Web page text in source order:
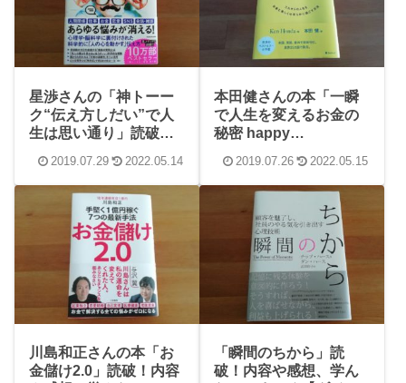
星渉さんの「神トーー
ク“伝え方しだい”で人
生は思い通り」読破！
とまとめ
2019.07.29 2022.05.14
本田健さんの本「一瞬
で人生を変えるお金の
秘密 happy
ー）」を読破！内容や
感想、学んだことまと
2019.07.26 2022.05.15
川島和正さんの本「お
金儲け2.0」読破！内容
「瞬間のちから」読
破！内容や感想、学ん